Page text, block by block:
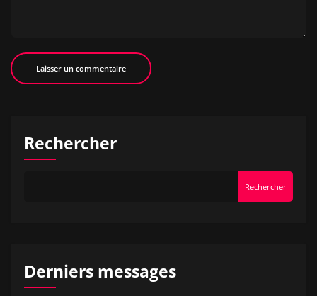
Rechercher
Rechercher
Derniers messages